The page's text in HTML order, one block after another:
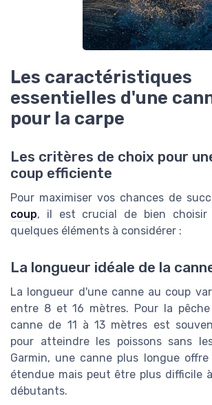
Les caractéristiques
essentielles d'une
pour la carpe
Les critères de choix pour
coup efficiente
Pour maximiser vos chances de
coup, il est crucial de bien choisir
quelques éléments à considérer :
La longueur idéale de la
La longueur d'une canne au coup
entre 8 et 16 mètres. Pour la
canne de 11 à 13 mètres est
pour atteindre les poissons sans
Garmin, une canne plus longue
étendue mais peut être plus difficile
débutants.